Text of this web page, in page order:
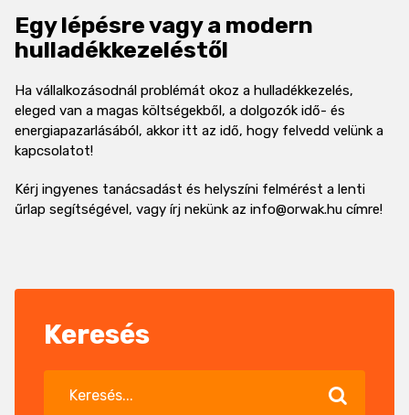
Egy lépésre vagy a modern
hulladékkezeléstől
Ha vállalkozásodnál problémát okoz a hulladékkezelés,
eleged van a magas költségekből, a dolgozók idő- és
energiapazarlásából, akkor itt az idő, hogy felvedd velünk a
kapcsolatot!
Kérj ingyenes tanácsadást és helyszíni felmérést a lenti
űrlap segítségével, vagy írj nekünk az info@orwak.hu címre!
Keresés